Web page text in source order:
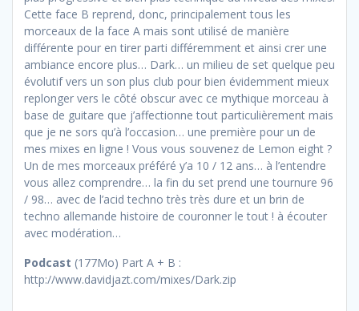
Cette face B reprend, donc, principalement tous les
morceaux de la face A mais sont utilisé de manière
différente pour en tirer parti différemment et ainsi crer une
ambiance encore plus… Dark… un milieu de set quelque peu
évolutif vers un son plus club pour bien évidemment mieux
replonger vers le côté obscur avec ce mythique morceau à
base de guitare que j’affectionne tout particulièrement mais
que je ne sors qu’à l’occasion… une première pour un de
mes mixes en ligne ! Vous vous souvenez de Lemon eight ?
Un de mes morceaux préféré y’a 10 / 12 ans… à l’entendre
vous allez comprendre… la fin du set prend une tournure 96
/ 98… avec de l’acid techno très très dure et un brin de
techno allemande histoire de couronner le tout ! à écouter
avec modération…
Podcast (177Mo) Part A + B :
http://www.davidjazt.com/mixes/Dark.zip